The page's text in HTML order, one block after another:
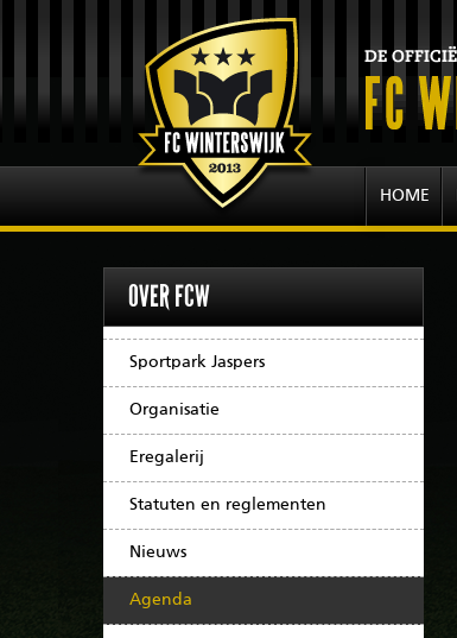
HOME
OVER FCW
Sportpark Jaspers
Organisatie
Eregalerij
Statuten en reglementen
Nieuws
Agenda